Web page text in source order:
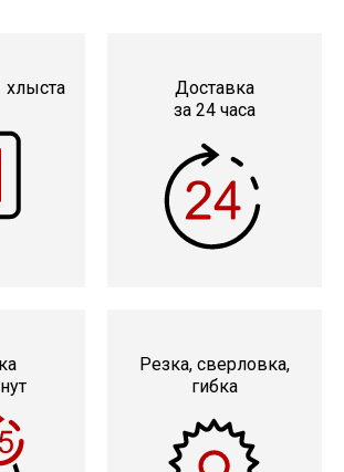
хлыста
Доставка
за 24 часа
Резка, сверловка,
гибка